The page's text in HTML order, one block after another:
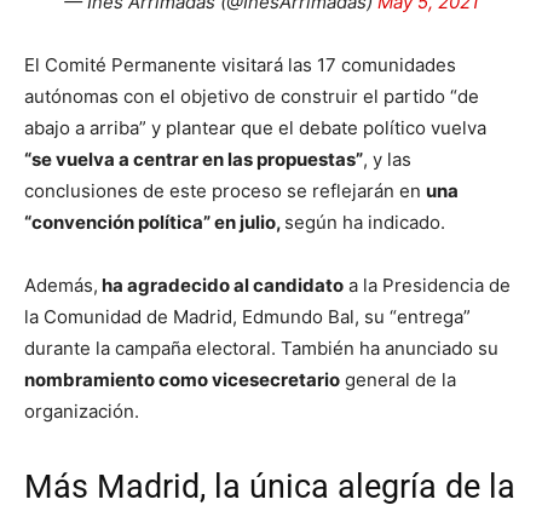
El Comité Permanente visitará las 17 comunidades
autónomas con el objetivo de construir el partido “de
abajo a arriba” y plantear que el debate político vuelva
“se vuelva a centrar en las propuestas”, y las
conclusiones de este proceso se reflejarán en una
“convención política” en julio, según ha indicado.
Además, ha agradecido al candidato a la Presidencia de
la Comunidad de Madrid, Edmundo Bal, su “entrega”
durante la campaña electoral. También ha anunciado su
nombramiento como vicesecretario general de la
organización.
Más Madrid, la única alegría de la